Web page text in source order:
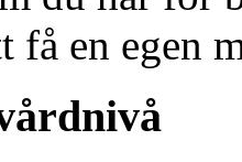
få en egen